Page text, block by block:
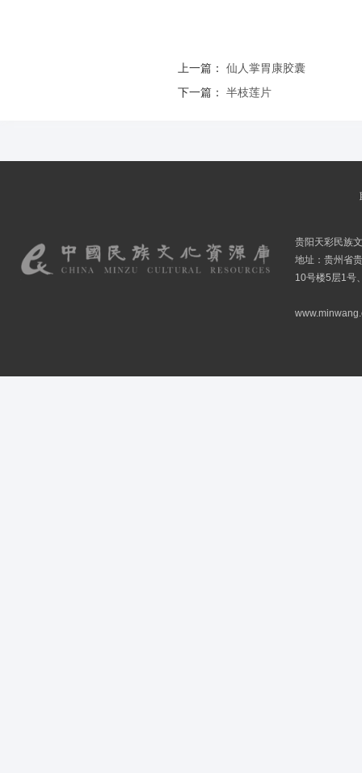
上一篇： 仙人掌胃康胶囊
下一篇： 半枝莲片
贵阳天彩民族
地址：贵州省
10号楼5层1号